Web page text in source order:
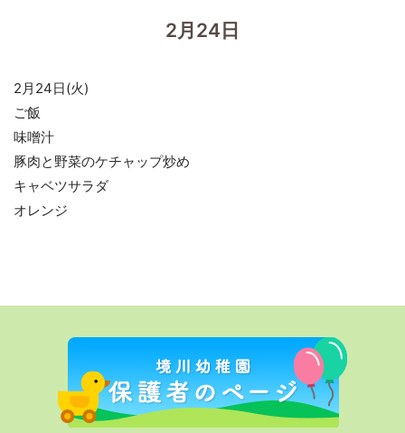
2月24日
2月24日(火)
ご飯
味噌汁
豚肉と野菜のケチャップ炒め
キャベツサラダ
オレンジ